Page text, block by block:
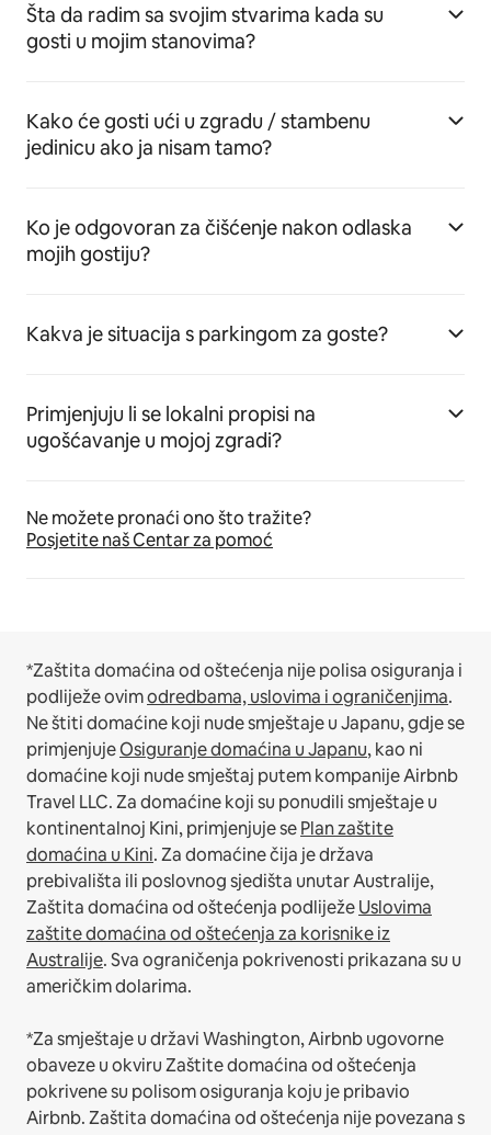
Šta da radim sa svojim stvarima kada su
gosti u mojim stanovima?
Kako će gosti ući u zgradu / stambenu
jedinicu ako ja nisam tamo?
Ko je odgovoran za čišćenje nakon odlaska
mojih gostiju?
Kakva je situacija s parkingom za goste?
Primjenjuju li se lokalni propisi na
ugošćavanje u mojoj zgradi?
Ne možete pronaći ono što tražite?
Posjetite naš Centar za pomoć
*Zaštita domaćina od oštećenja nije polisa osiguranja i
podliježe ovimodredbama, uslovima i ograničenjima.
Ne štiti domaćine koji nude smještaje u Japanu, gdje se
primjenjujeOsiguranje domaćina u Japanu, kao ni
domaćine koji nude smještaj putem kompanije Airbnb
Travel LLC.Za domaćine koji su ponudili smještaje u
kontinentalnoj Kini, primjenjuje sePlan zaštite
domaćina u Kini.Za domaćine čija je država
prebivališta ili poslovnog sjedišta unutar Australije,
Zaštita domaćina od oštećenja podliježeUslovima
zaštite domaćina od oštećenja za korisnike iz
Australije. Sva ograničenja pokrivenosti prikazana su u
američkim dolarima.
*Za smještaje u državi Washington, Airbnb ugovorne
obaveze u okviru Zaštite domaćina od oštećenja
pokrivene su polisom osiguranja koju je pribavio
Airbnb. Zaštita domaćina od oštećenja nije povezana s